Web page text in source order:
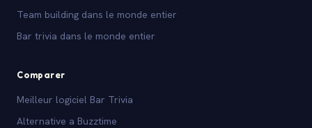
Team building dans le monde entier
Bar trivia dans le monde entier
Comparer
Meilleur logiciel Bar Trivia
Alternative a Buzztime